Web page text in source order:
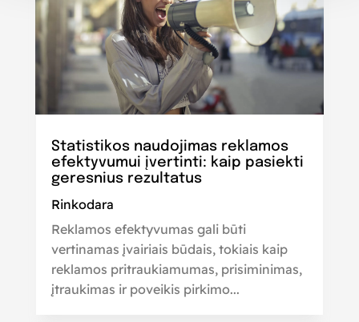
Statistikos naudojimas reklamos
efektyvumui įvertinti: kaip pasiekti
geresnius rezultatus
Rinkodara
Reklamos efektyvumas gali būti
vertinamas įvairiais būdais, tokiais kaip
reklamos pritraukiamumas, prisiminimas,
įtraukimas ir poveikis pirkimo...